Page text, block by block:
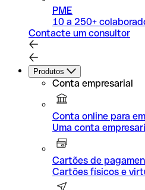
PME
10 a 250+
Contacte um consultor
Produtos
Conta empresarial
Conta online para
Uma conta
Cartões de
Cartões físicos e